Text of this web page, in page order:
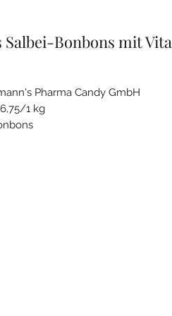
Salbei-Bonbons mit
Pharma Candy GmbH
1 kg